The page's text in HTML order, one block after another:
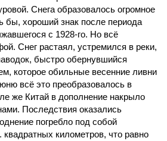
Снега образовалось огромное
бы, хороший знак после периода
с 1928-го. Но всё
Снег растаял, устремился в реки,
быстро обернувшийся
которое обильные весенние ливни
всё это преобразовалось в
же Китай в дополнение накрыло
Последствия оказались
погребло под собой
километров, что равно